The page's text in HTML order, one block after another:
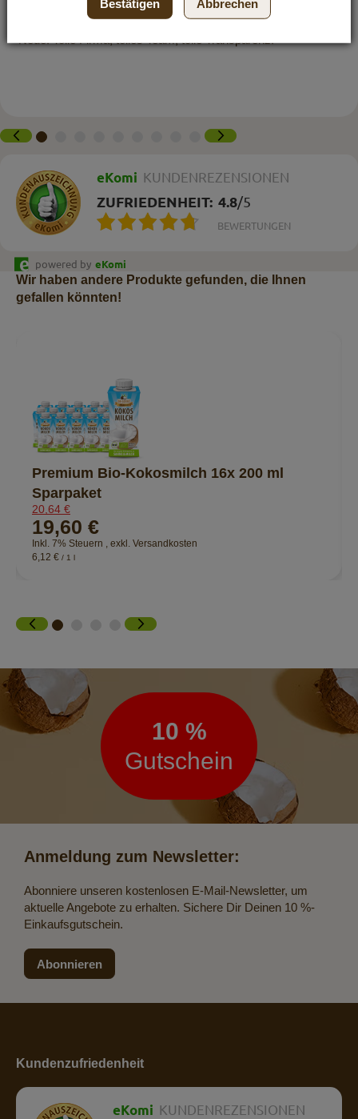
etwas möchte ich los werden. Die Bestellung wird jedes Mal
binnen 3 Tagen geliefert. Es flashed mich immer wieder auf's
Neue! Tolle Firma, tolles Team, tolle Transparenz!
eKomi KUNDENREZENSIONEN
ZUFRIEDENHEIT: 4.8/5
BEWERTUNGEN
powered by eKomi
Wir haben andere Produkte gefunden, die Ihnen
gefallen könnten!
Premium Bio-Kokosmilch 16x 200 ml
Sparpaket
20,64 €
19,60 €
Inkl. 7% Steuern , exkl. Versandkosten
6,12 € / 1 l
Newsletter
10 %
Gutschein
Anmeldung zum Newsletter:
Abonniere unseren kostenlosen E-Mail-Newsletter, um
aktuelle Angebote zu erhalten. Sichere Dir Deinen 10 %-
Einkaufsgutschein.
Abonnieren
Kundenzufriedenheit
eKomi KUNDENREZENSIONEN
Bestätigen Abbrechen